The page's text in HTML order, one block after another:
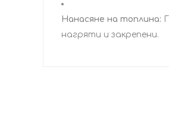
Нанасяне на топлина:
нагряти и закрепени.